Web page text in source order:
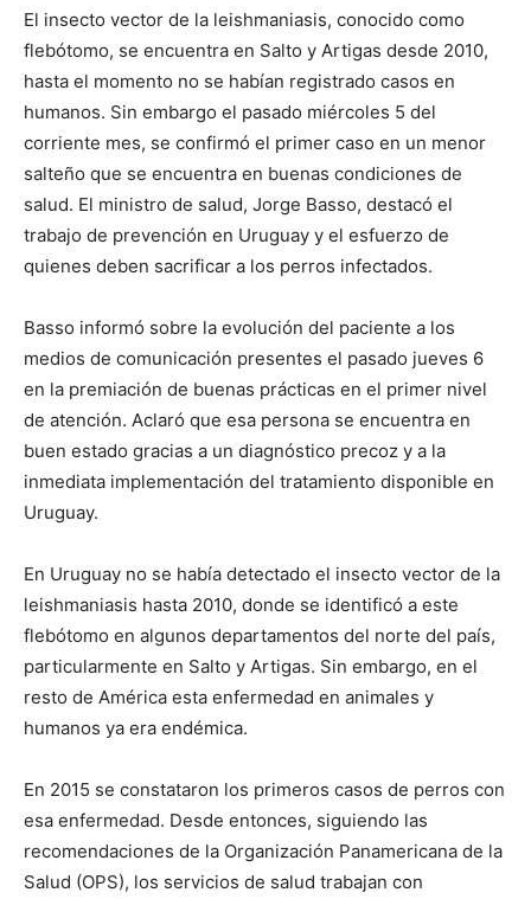
El insecto vector de la leishmaniasis, conocido como
flebótomo, se encuentra en Salto y Artigas desde 2010,
hasta el momento no se habían registrado casos en
humanos. Sin embargo el pasado miércoles 5 del
corriente mes, se confirmó el primer caso en un menor
salteño que se encuentra en buenas condiciones de
salud. El ministro de salud, Jorge Basso, destacó el
trabajo de prevención en Uruguay y el esfuerzo de
quienes deben sacrificar a los perros infectados.
Basso informó sobre la evolución del paciente a los
medios de comunicación presentes el pasado jueves 6
en la premiación de buenas prácticas en el primer nivel
de atención. Aclaró que esa persona se encuentra en
buen estado gracias a un diagnóstico precoz y a la
inmediata implementación del tratamiento disponible en
Uruguay.
En Uruguay no se había detectado el insecto vector de la
leishmaniasis hasta 2010, donde se identificó a este
flebótomo en algunos departamentos del norte del país,
particularmente en Salto y Artigas. Sin embargo, en el
resto de América esta enfermedad en animales y
humanos ya era endémica.
En 2015 se constataron los primeros casos de perros con
esa enfermedad. Desde entonces, siguiendo las
recomendaciones de la Organización Panamericana de la
Salud (OPS), los servicios de salud trabajan con